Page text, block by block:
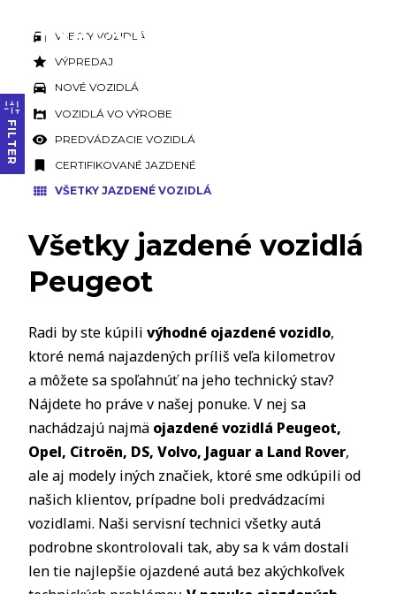
FILTER
VŠETKY VOZIDLÁ
VÝPREDAJ
NOVÉ VOZIDLÁ
VOZIDLÁ VO VÝROBE
PREDVÁDZACIE VOZIDLÁ
CERTIFIKOVANÉ JAZDENÉ
VŠETKY JAZDENÉ VOZIDLÁ
Všetky jazdené vozidlá
Peugeot
Radi by ste kúpili výhodné ojazdené vozidlo,
ktoré nemá najazdených príliš veľa kilometrov
a môžete sa spoľahnúť na jeho technický stav?
Nájdete ho práve v našej ponuke. V nej sa
nachádzajú najmä ojazdené vozidlá Peugeot,
Opel, Citroën, DS, Volvo, Jaguar a Land Rover,
ale aj modely iných značiek, ktoré sme odkúpili od
našich klientov, prípadne boli predvádzacími
vozidlami. Naši servisní technici všetky autá
podrobne skontrolovali tak, aby sa k vám dostali
len tie najlepšie ojazdené autá bez akýchkoľvek